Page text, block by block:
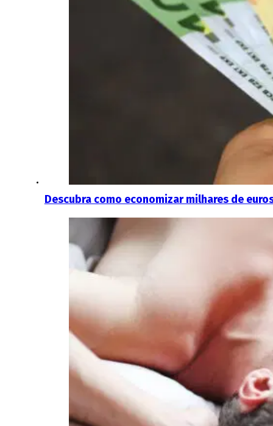
Descubra como economizar milhares de